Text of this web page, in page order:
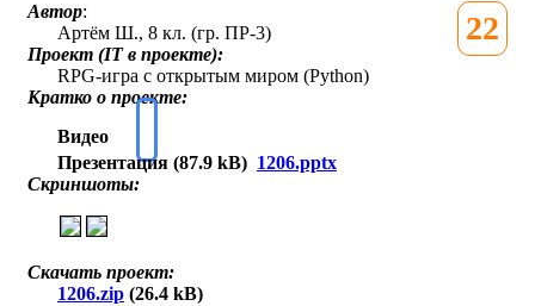
22
Автор:
Артём Ш., 8 кл. (гр. ПР-3)
Проект (IT в проекте):
RPG-игра с открытым миром (Python)
Кратко о проекте:
Видео
Презентация (87.9 kB) 1206.pptx
Скриншоты:
Скачать проект:
1206.zip (26.4 kB)